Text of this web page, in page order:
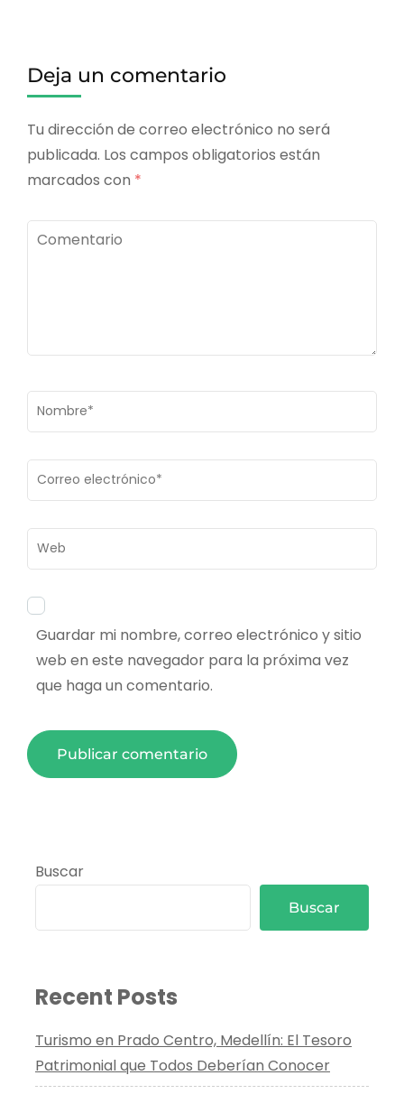
Deja un comentario
Tu dirección de correo electrónico no será
publicada. Los campos obligatorios están
marcados con *
Comentario
Nombre*
Correo
electrónico*
Web
Guardar mi nombre, correo electrónico y sitio
web en este navegador para la próxima vez
que haga un comentario.
Buscar
Buscar
Recent Posts
Turismo en Prado Centro, Medellín: El Tesoro
Patrimonial que Todos Deberían Conocer